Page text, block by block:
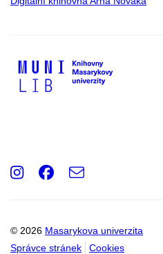
© 2026 Masarykova univerzita
Správce stránek
Cookies
Instagram
Facebook
e-